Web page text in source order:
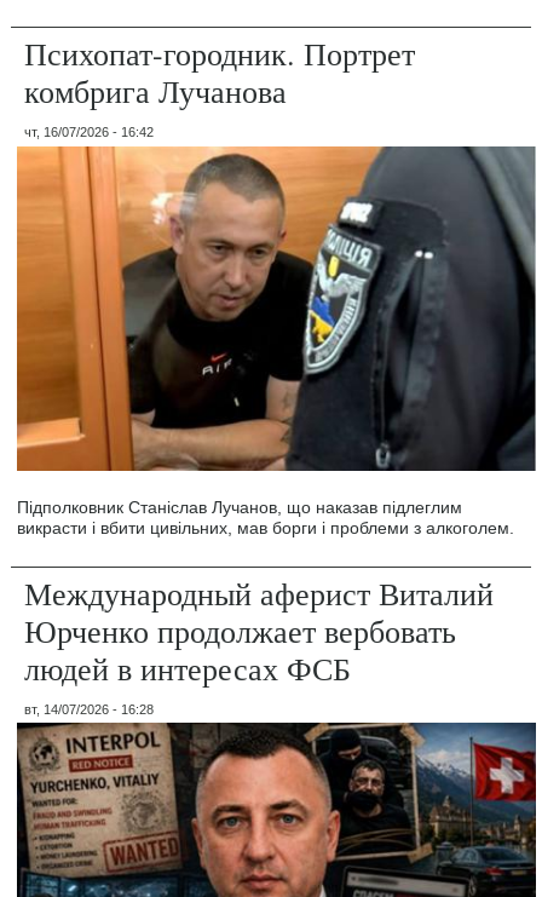
Психопат-городник. Портрет
комбрига Лучанова
чт, 16/07/2026 - 16:42
Підполковник Станіслав Лучанов, що наказав підлеглим
викрасти і вбити цивільних, мав борги і проблеми з алкоголем.
Международный аферист Виталий
Юрченко продолжает вербовать
людей в интересах ФСБ
вт, 14/07/2026 - 16:28